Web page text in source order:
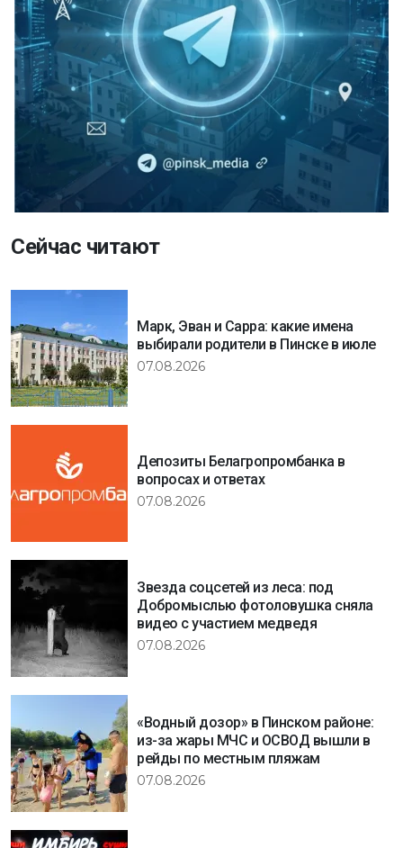
Сейчас читают
Марк, Эван и Сарра: какие имена
выбирали родители в Пинске в июле
07.08.2026
Депозиты Белагропромбанка в
вопросах и ответах
07.08.2026
Звезда соцсетей из леса: под
Добромыслью фотоловушка сняла
видео с участием медведя
07.08.2026
«Водный дозор» в Пинском районе:
из-за жары МЧС и ОСВОД вышли в
рейды по местным пляжам
07.08.2026